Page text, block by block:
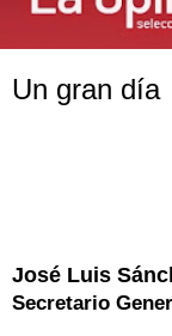
Un gran día
José Luis
Secretario